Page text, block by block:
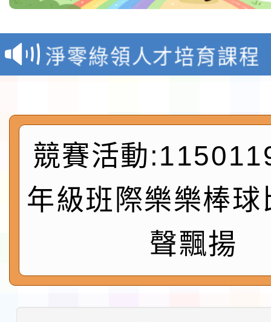
教育部校安中心白海豚
報
淨零綠領人才培育課程
及師生本土語及新住民
實施要點各1份
115年食農教育專業人
程
函轉國家通訊傳播委員
鎮韌性（防空）演習－
速演練執行計畫」
「115年金融知識線上
本校115學年度第1學
賽實施要點」1份
本市「115學年度學生
競賽活動
年級班際樂樂棒球
聲飄揚